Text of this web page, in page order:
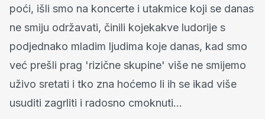
poći, išli smo na koncerte i utakmice koji se danas
ne smiju održavati, činili kojekakve ludorije s
podjednako mladim ljudima koje danas, kad smo
već prešli prag 'rizične skupine' više ne smijemo
uživo sretati i tko zna hoćemo li ih se ikad više
usuditi zagrliti i radosno cmoknuti…